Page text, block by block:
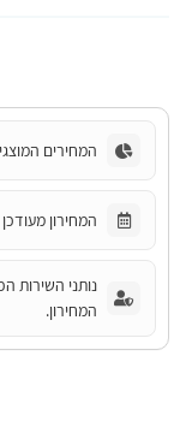
המחירים
המחירון מעודכן
נותני השירות
המחירון.